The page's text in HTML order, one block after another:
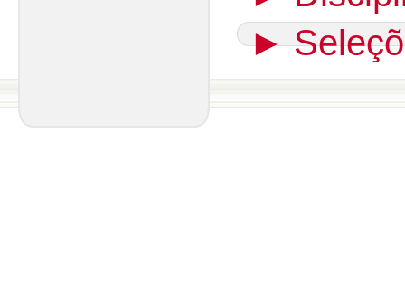
►